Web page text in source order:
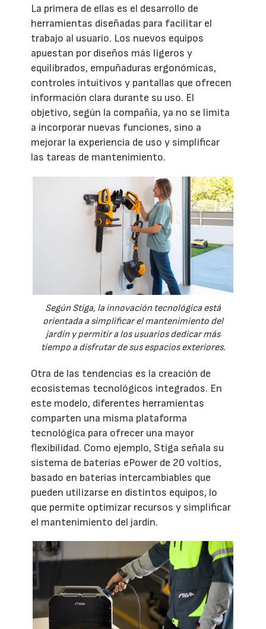
La primera de ellas es el desarrollo de
herramientas diseñadas para facilitar el
trabajo al usuario. Los nuevos equipos
apuestan por diseños más ligeros y
equilibrados, empuñaduras ergonómicas,
controles intuitivos y pantallas que ofrecen
información clara durante su uso. El
objetivo, según la compañía, ya no se limita
a incorporar nuevas funciones, sino a
mejorar la experiencia de uso y simplificar
las tareas de mantenimiento.
Según Stiga, la innovación tecnológica está
orientada a simplificar el mantenimiento del
jardín y permitir a los usuarios dedicar más
tiempo a disfrutar de sus espacios exteriores.
Otra de las tendencias es la creación de
ecosistemas tecnológicos integrados. En
este modelo, diferentes herramientas
comparten una misma plataforma
tecnológica para ofrecer una mayor
flexibilidad. Como ejemplo, Stiga señala su
sistema de baterías ePower de 20 voltios,
basado en baterías intercambiables que
pueden utilizarse en distintos equipos, lo
que permite optimizar recursos y simplificar
el mantenimiento del jardín.